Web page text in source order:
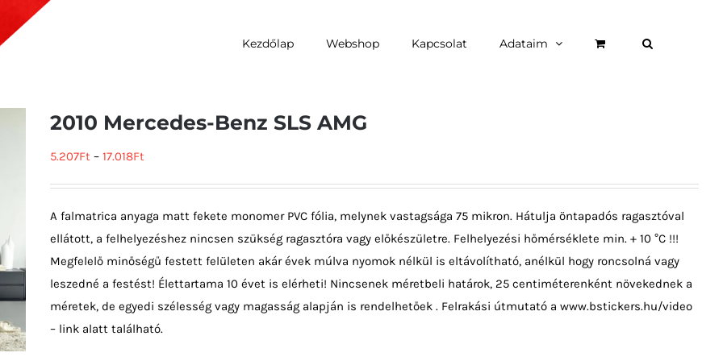
Kezdőlap Webshop Kapcsolat Adataim
2010 Mercedes-Benz SLS AMG
5.207Ft – 17.018Ft
A falmatrica anyaga matt fekete monomer PVC fólia, melynek vastagsága 75 mikron. Hátulja öntapadós ragasztóval
ellátott, a felhelyezéshez nincsen szükség ragasztóra vagy előkészületre. Felhelyezési hőmérséklete min. + 10 °C !!!
Megfelelő minőségű festett felületen akár évek múlva nyomok nélkül is eltávolítható, anélkül hogy roncsolná vagy
leszedné a festést! Élettartama 10 évet is elérheti! Nincsenek méretbeli határok, 25 centiméterenként növekednek a
méretek, de egyedi szélesség vagy magasság alapján is rendelhetőek . Felrakási útmutató a www.bstickers.hu/video
– link alatt található.